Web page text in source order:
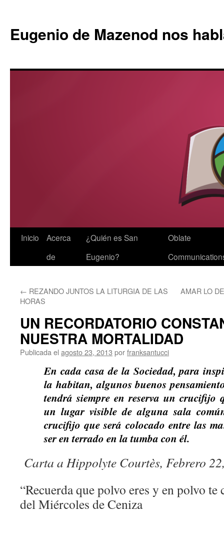
Eugenio de Mazenod nos
Saltar
Inicio
Acerca
de
¿Quién es San
Eugenio?
Oblate
← REZANDO JUNTOS LA LITURGIA DE LAS
HORAS
AMAR LO
UN RECORDATORIO
NUESTRA MORTALIDAD
Publicada el agosto 23, 2013 porfranksantucci
En cada casa de la Sociedad, para
la habitan, algunos buenos
tendrá siempre en reserva un crucifijo
un lugar visible de alguna sala
crucifijo que será colocado entre las
ser en terrado en la tumba con él.
Carta a Hippolyte Courtès, Febrero
“Recuerda que polvo eres y en polvo
del Miércoles de Ceniza